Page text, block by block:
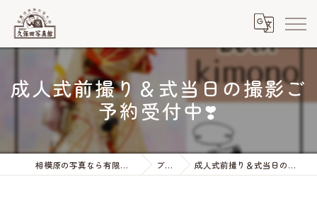
成人式前撮り＆式当日の撮影ご
予約受付中❣️
相模原の写真なら有限会社久保田写真館 ブログ 成人式前撮り＆式当日の撮影ご予約受付中❣️